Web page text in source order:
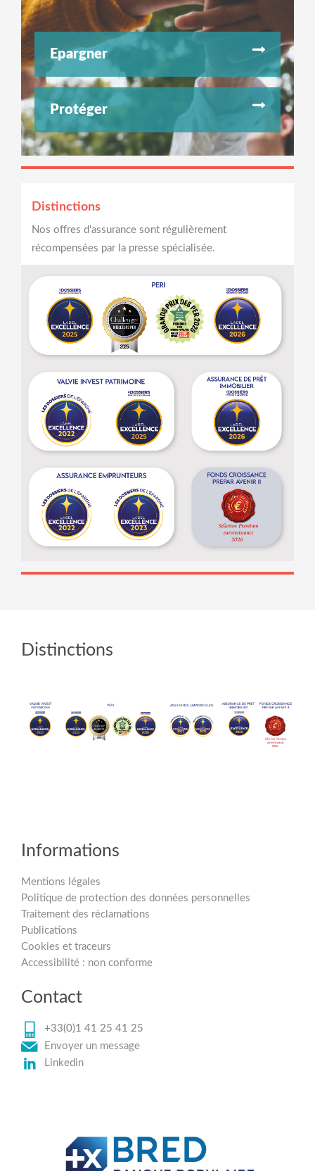
Epargner
Protéger
Distinctions
Nos offres d'assurance sont régulièrement
récompensées par la presse spécialisée.
Distinctions
Informations
Mentions légales
Politique de protection des données personnelles
Traitement des réclamations
Publications
Cookies et traceurs
Accessibilité : non conforme
Contact
+33(0)1 41 25 41 25
Envoyer un message
Linkedin